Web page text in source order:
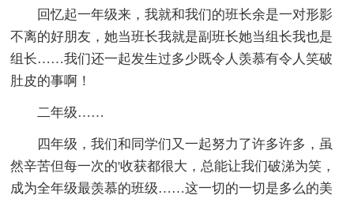
回忆起一年级来，我就和我们的班长余是一对形影
不离的好朋友，她当班长我就是副班长她当组长我也是
组长……我们还一起发生过多少既令人羡慕有令人笑破
肚皮的事啊！
二年级……
四年级，我们和同学们又一起努力了许多许多，虽
然辛苦但每一次的'收获都很大，总能让我们破涕为笑，
成为全年级最羡慕的班级……这一切的一切是多么的美